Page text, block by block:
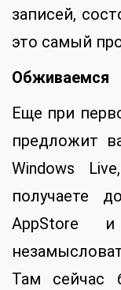
записей,
это самый
Обживаемся
Еще при
предложит
Windows
получаете
AppStore
Там сейчас